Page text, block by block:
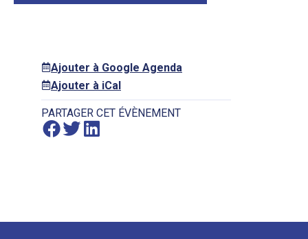
Ajouter à Google Agenda
Ajouter à iCal
PARTAGER CET ÉVÈNEMENT